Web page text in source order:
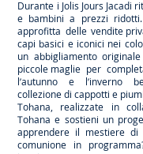
Durante i Jolis Jours Jacadi
e bambini a prezzi
approfitta dellevendite
capi basici e iconici nei
un abbigliamento
piccole maglie per
l’autunno e l’inverno
collezione di cappotti e
Tohana, realizzate in
Tohana e sostieni un
apprendere il mestiere di
comunione in